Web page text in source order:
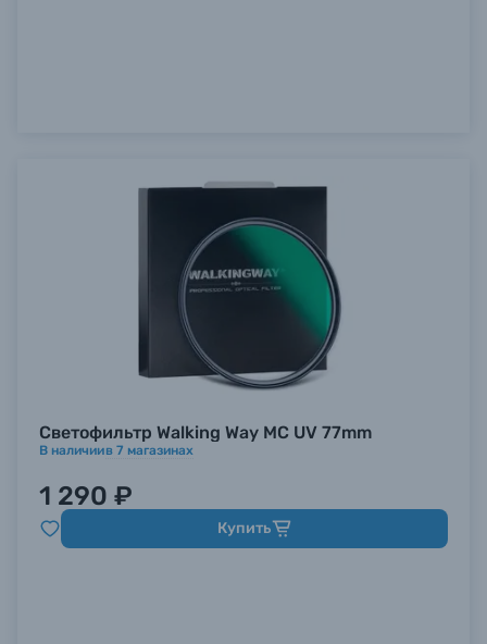
Светофильтр Walking Way MC UV 77mm
В наличиив 7 магазинах
1 290 ₽
Купить